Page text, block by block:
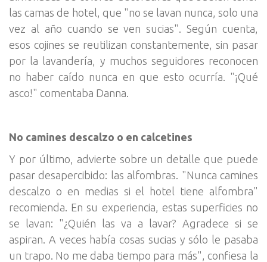
las camas de hotel, que "no se lavan nunca, solo una
vez al año cuando se ven sucias". Según cuenta,
esos cojines se reutilizan constantemente, sin pasar
por la lavandería, y muchos seguidores reconocen
no haber caído nunca en que esto ocurría. "¡Qué
asco!" comentaba Danna.
No camines descalzo o en calcetines
Y por último, advierte sobre un detalle que puede
pasar desapercibido: las alfombras. "Nunca camines
descalzo o en medias si el hotel tiene alfombra"
recomienda. En su experiencia, estas superficies no
se lavan: "¿Quién las va a lavar? Agradece si se
aspiran. A veces había cosas sucias y sólo le pasaba
un trapo. No me daba tiempo para más", confiesa la